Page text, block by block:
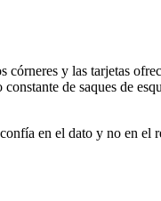
y las tarjetas
de saques de
en el dato y no en el